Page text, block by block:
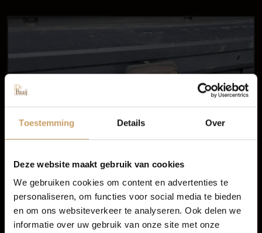
Toestemming Details Over
Deze website maakt gebruik van cookies
We gebruiken cookies om content en advertenties te
personaliseren, om functies voor social media te bieden
en om ons websiteverkeer te analyseren. Ook delen we
informatie over uw gebruik van onze site met onze
Infotainment
Occasions
Autolease
Financiering
Autoverzekeringen